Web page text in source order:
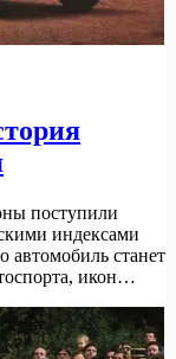
поступили
индексами
автомобиль станет
икон…